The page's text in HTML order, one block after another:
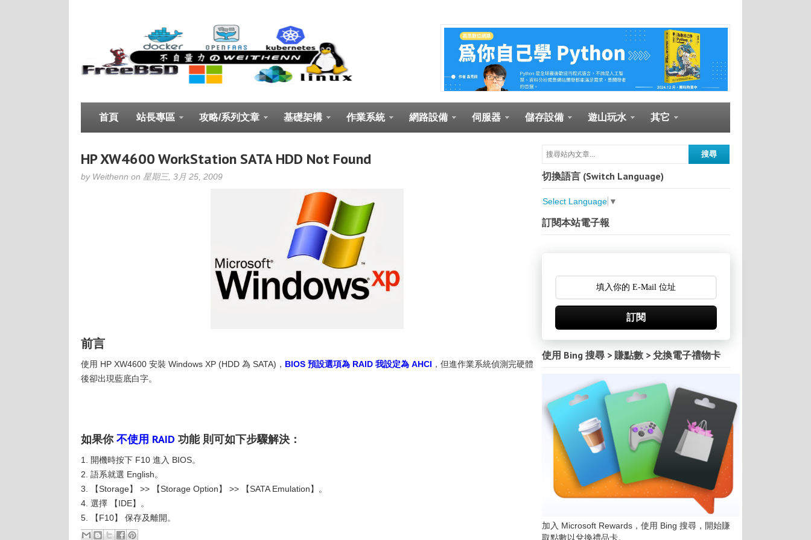
首頁 站長專區 攻略/系列文章 基礎架構 作業系統 網路設備 伺服器 儲存設備 遊山玩水 其它
HP XW4600 WorkStation SATA HDD Not Found
by Weithenn on 星期三, 3月 25, 2009
前言
使用 HP XW4600 安裝 Windows XP (HDD 為 SATA)， BIOS 預設選項為 RAID 我設定為 AHCI ，但進作業系統偵測完硬體
後卻出現藍底白字。
如果你不使用 RAID 功能 則可如下步驟解決：
1. 開機時按下 F10 進入 BIOS。
2. 語系就選 English。
3. 【Storage】 >> 【Storage Option】 >> 【SATA Emulation】。
4. 選擇 【IDE】。
5. 【F10】 保存及離開。
切換語言 (Switch Language)
Select Language ▼
訂閱本站電子報
訂閱
使用 Bing 搜尋 > 賺點數 > 兌換電子禮物卡
加入 Microsoft Rewards，使用 Bing 搜尋，開始賺
取點數以兌換禮品卡。